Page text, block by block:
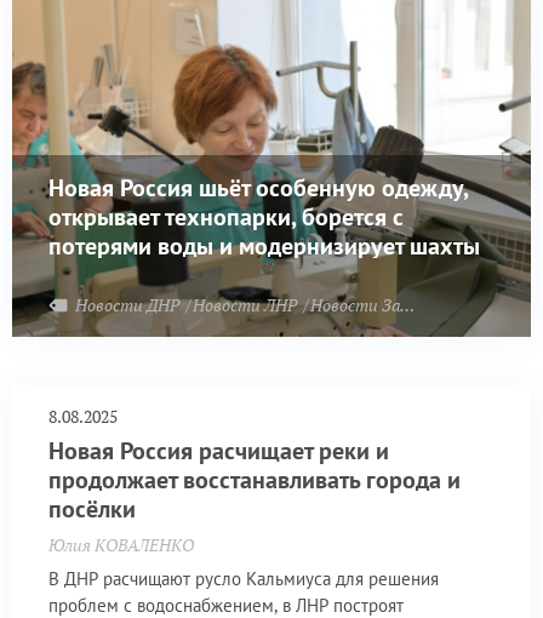
Новая Россия шьёт особенную одежду,
открывает технопарки, борется с
потерями воды и модернизирует шахты
Новости ДНР Новости ЛНР Новости Запорожья
8.08.2025
Новая Россия расчищает реки и
продолжает восстанавливать города и
посёлки
Юлия КОВАЛЕНКО
В ДНР расчищают русло Кальмиуса для решения
проблем с водоснабжением, в ЛНР построят